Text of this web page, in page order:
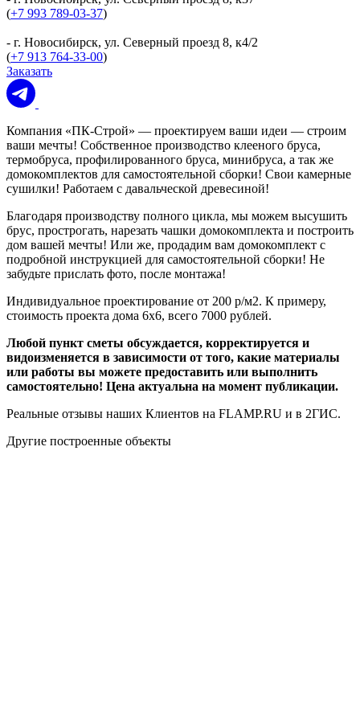
(+7 993 789-03-37)
- г. Новосибирск, ул. Северный проезд 8, к4/2
(+7 913 764-33-00)
Заказать
Компания «ПК-Строй» — проектируем ваши идеи — строим
ваши мечты! Собственное производство клееного бруса,
термобруса, профилированного бруса, минибруса, а так же
домокомплектов для самостоятельной сборки! Свои камерные
сушилки! Работаем с давальческой древесиной!
Благодаря производству полного цикла, мы можем высушить
брус, прострогать, нарезать чашки домокомплекта и построить
дом вашей мечты! Или же, продадим вам домокомплект с
подробной инструкцией для самостоятельной сборки! Не
забудьте прислать фото, после монтажа!
Индивидуальное проектирование от 200 р/м2. К примеру,
стоимость проекта дома 6х6, всего 7000 рублей.
Любой пункт сметы обсуждается, корректируется и
видоизменяется в зависимости от того, какие материалы
или работы вы можете предоставить или выполнить
самостоятельно! Цена актуальна на момент публикации.
Реальные отзывы наших Клиентов на FLAMP.RU и в 2ГИС.
Другие построенные объекты